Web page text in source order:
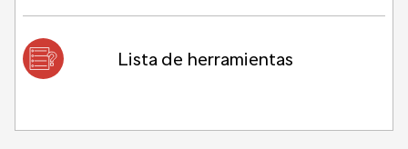
Lista de herramientas